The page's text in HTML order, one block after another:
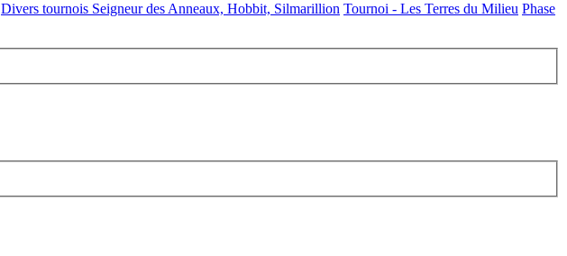
Divers tournois Seigneur des Anneaux, Hobbit, Silmarillion Tournoi - Les Terres du Milieu Phase